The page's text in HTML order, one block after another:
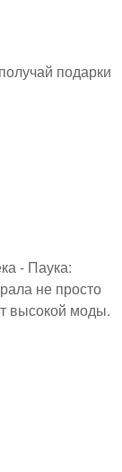
подарки
- Паука:
не просто
высокой моды.